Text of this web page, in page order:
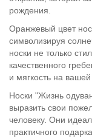
рождения.
Оранжевый цвет
символизируя
носки не только
качественного
и мягкость на вашей
Носки "Жизнь
выразить свои
человеку. Они
практичного